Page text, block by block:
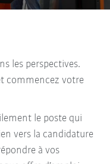
les perspectives.
commencez votre
le poste qui
vers la candidature
à vos